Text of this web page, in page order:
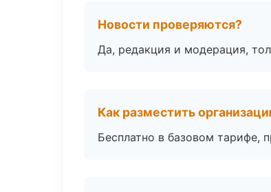
Новости проверяются?
Да, редакция и модерация,
Как разместить
Бесплатно в базовом